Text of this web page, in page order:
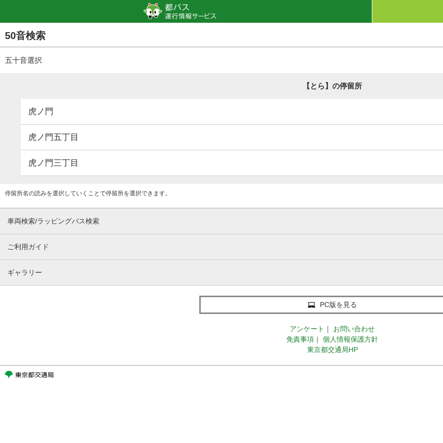
50音検索
五十音選択
【とら】の停留所
虎ノ門
虎ノ門五丁目
虎ノ門三丁目
停留所名の読みを選択していくことで停留所を選択できます。
車両検索/ラッピングバス検索
ご利用ガイド
ギャラリー
PC版を見る
アンケート ｜
お問い合わせ
免責事項 ｜
個人情報保護方針
東京都交通局HP